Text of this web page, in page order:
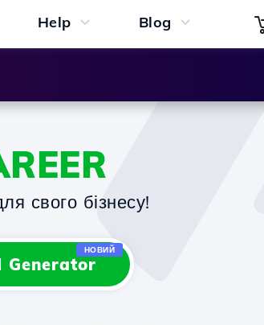
Help Blog
свого бізнесу!
Generator
НОВИЙ